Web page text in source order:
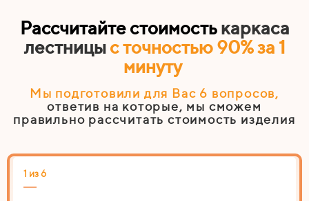
Рассчитайте стоимостькаркаса
лестницыс точностью 90% за 1
минуту
Мы подготовили для Вас 6 вопросов,
ответив на которые, мы сможем
правильно рассчитать стоимость изделия
1 из 6